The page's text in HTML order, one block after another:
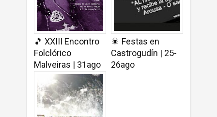
🎵 XXIII Encontro
Folclórico
Malveiras | 31ago
🎇 Festas en
Castrogudín | 25-
26ago